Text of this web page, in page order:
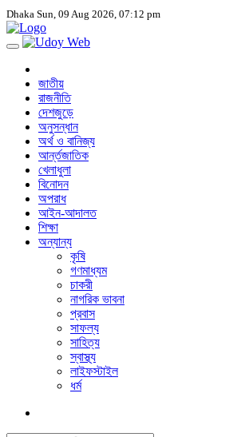
Dhaka Sun, 09 Aug 2026, 07:12 pm
জাতীয়
রাজনীতি
দেশজুড়ে
অনুসন্ধান
অর্থ ও বানিজ্য
আর্ন্তজাতিক
খেলাধুলা
বিনোদন
অপরাধ
আইন-আদালত
শিক্ষা
অন্যান্য
কৃষি
গণমাধ্যম
চাকরী
নাগরিক ভাবনা
প্রবাস
সাফল্য
সাহিত্য
স্বাস্থ্য
লাইফস্টাইল
ধর্ম